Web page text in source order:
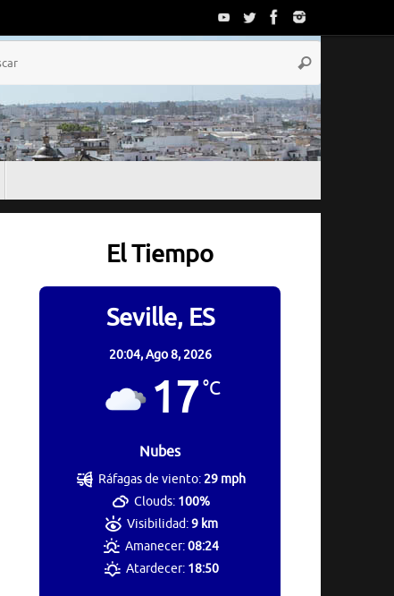
Buscar
El Tiempo
Seville, ES
20:04,Ago 8, 2026
17°C
Nubes
Ráfagas de viento:29 mph
Clouds: 100%
Visibilidad:9 km
Amanecer:08:24
Atardecer: 18:50